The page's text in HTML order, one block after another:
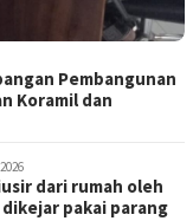
Pembangunan
Koramil dan
dari rumah oleh
pakai parang